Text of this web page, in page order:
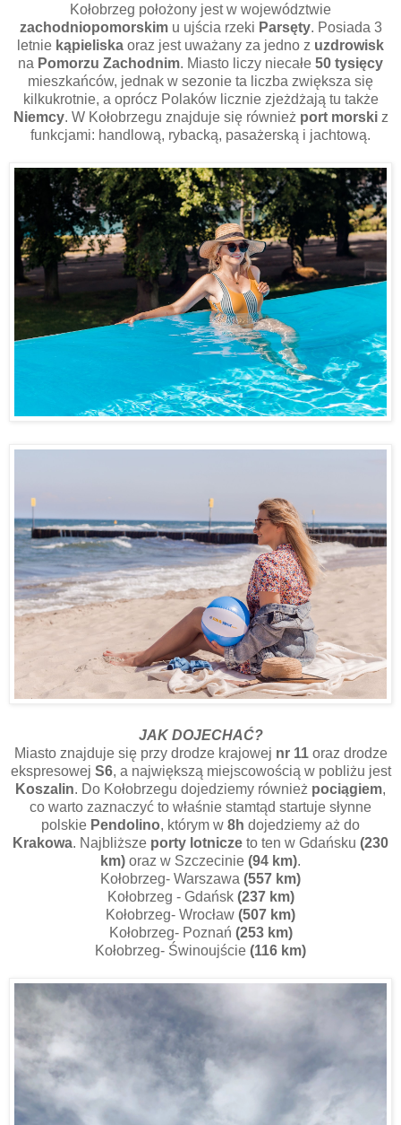
Kołobrzeg położony jest w województwie
zachodniopomorskim u ujścia rzeki Parsęty. Posiada 3
letnie kąpieliska oraz jest uważany za jedno z uzdrowisk
na Pomorzu Zachodnim. Miasto liczy niecałe 50 tysięcy
mieszkańców, jednak w sezonie ta liczba zwiększa się
kilkukrotnie, a oprócz Polaków licznie zjeżdżają tu także
Niemcy. W Kołobrzegu znajduje się również port morski z
funkcjami: handlową, rybacką, pasażerską i jachtową.
JAK DOJECHAĆ?
Miasto znajduje się przy drodze krajowej nr 11oraz drodze
ekspresowej S6, a największą miejscowością w pobliżu jest
Koszalin. Do Kołobrzegu dojedziemy również pociągiem,
co warto zaznaczyć to właśnie stamtąd startuje słynne
polskie Pendolino, którym w 8h dojedziemy aż do
Krakowa. Najbliższe porty lotnicze to ten w Gdańsku (230
km) oraz w Szczecinie (94 km).
Kołobrzeg- Warszawa (557 km)
Kołobrzeg - Gdańsk (237 km)
Kołobrzeg- Wrocław (507 km)
Kołobrzeg- Poznań (253 km)
Kołobrzeg- Świnoujście (116 km)